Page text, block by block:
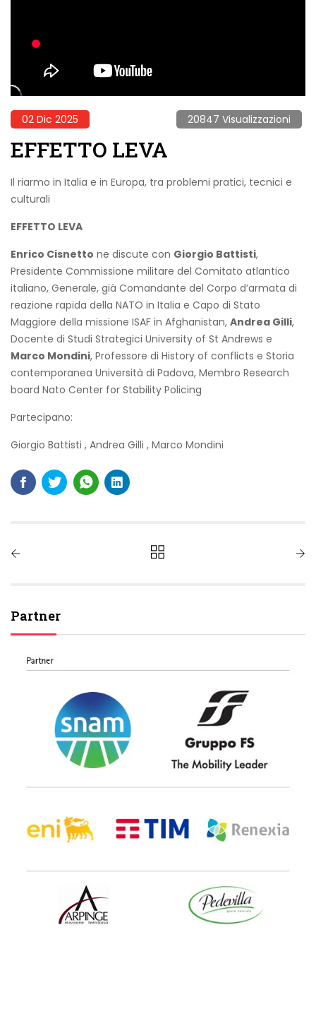
02 Dic 2025 20847 Visualizzazioni
EFFETTO LEVA
Il riarmo in Italia e in Europa, tra problemi pratici, tecnici e
culturali
EFFETTO LEVA
Enrico Cisnetto ne discute con Giorgio Battisti,
Presidente Commissione militare del Comitato atlantico
italiano, Generale, già Comandante del Corpo d’armata di
reazione rapida della NATO in Italia e Capo di Stato
Maggiore della missione ISAF in Afghanistan, Andrea Gilli,
Docente di Studi Strategici University of St Andrews e
Marco Mondini, Professore di History of conflicts e Storia
contemporanea Università di Padova, Membro Research
board Nato Center for Stability Policing
Partecipano:
Giorgio Battisti , Andrea Gilli , Marco Mondini
Partner